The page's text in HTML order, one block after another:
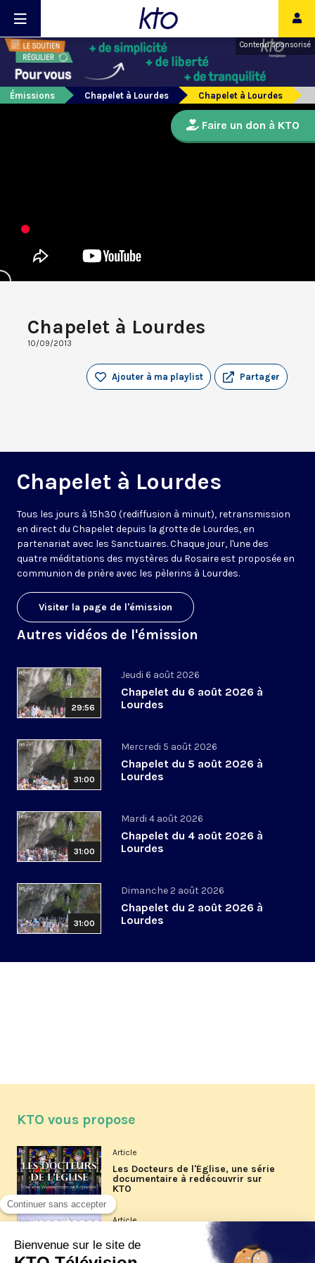
Contenu sponsorisé
Émissions Chapelet à Lourdes Chapelet à Lourdes
Chapelet à Lourdes
10/09/2013
Partager
Ajouter à ma playlist
Chapelet à Lourdes
Tous les jours à 15h30 (rediffusion à minuit), retransmission
en direct du Chapelet depuis la grotte de Lourdes, en
partenariat avec les Sanctuaires. Chaque jour, l'une des
quatre méditations des mystères du Rosaire est proposée en
communion de prière avec les pèlerins à Lourdes.
Visiter la page de l'émission
Autres vidéos de l'émission
29:56
Jeudi 6 août 2026
Chapelet du 6 août 2026 à
Lourdes
31:00
Mercredi 5 août 2026
Chapelet du 5 août 2026 à
Lourdes
31:00
Mardi 4 août 2026
Chapelet du 4 août 2026 à
Lourdes
31:00
Dimanche 2 août 2026
Chapelet du 2 août 2026 à
Lourdes
Faire un don à KTO
KTO vous propose
Article
Les Docteurs de l'Église, une série
documentaire à redécouvrir sur
KTO
Article
Les reportages d'été 2026 de KTO